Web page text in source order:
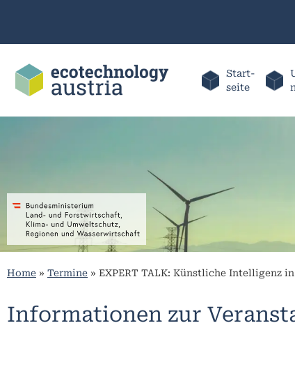
Start-
seite
Home » Termine » EXPERT TALK: Künstliche Intelligenz
Informationen zur